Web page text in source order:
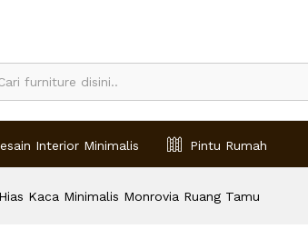
Interior Minimalis Pintu Rumah
Kaca Minimalis Monrovia Ruang Tamu